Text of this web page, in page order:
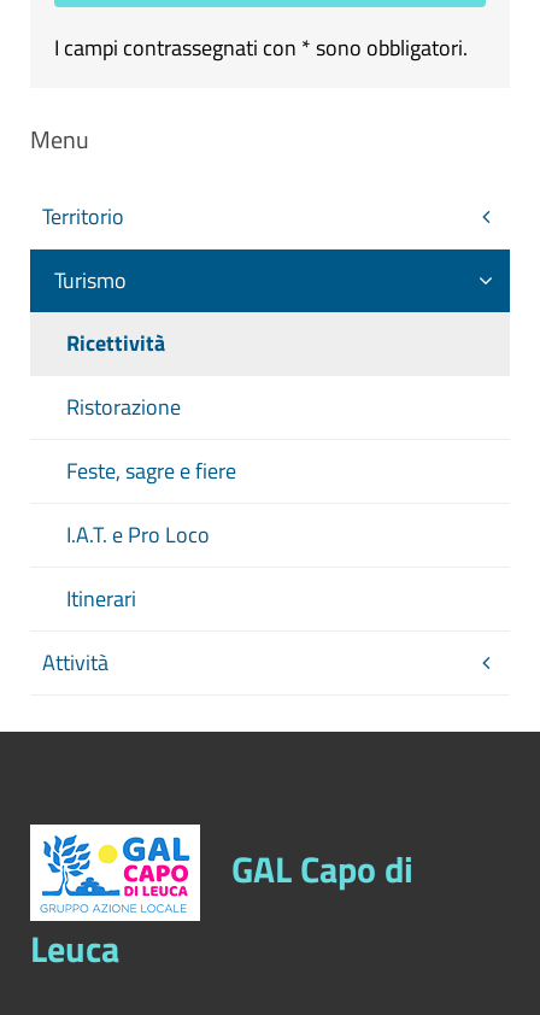
I campi contrassegnati con * sono obbligatori.
Menu
Territorio
Turismo
Ricettività
Ristorazione
Feste, sagre e fiere
I.A.T. e Pro Loco
Itinerari
Attività
GAL Capo di
Leuca